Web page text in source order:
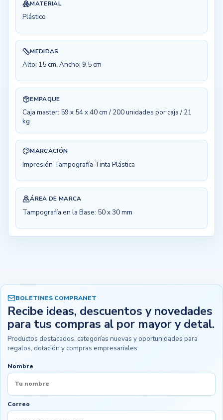
MATERIAL
Plástico
MEDIDAS
Alto: 15 cm. Ancho: 9.5 cm
EMPAQUE
Caja master: 59 x 54 x 40 cm / 200 unidades por caja / 21
kg
MARCACIÓN
Impresión Tampografía Tinta Plástica
ÁREA DE MARCA
Tampografía en la Base: 50 x 30 mm
BOLETINES COMPRANET
Recibe ideas, descuentos y novedades
para tus compras al por mayor y detal.
Productos destacados, categorías nuevas y oportunidades para
regalos, dotación y compras empresariales.
Nombre
Correo